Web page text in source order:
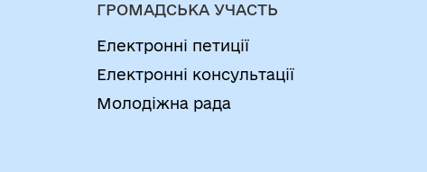
ГРОМАДСЬКА УЧАСТЬ
Електронні петиції
Електронні консультації
Молодіжна рада